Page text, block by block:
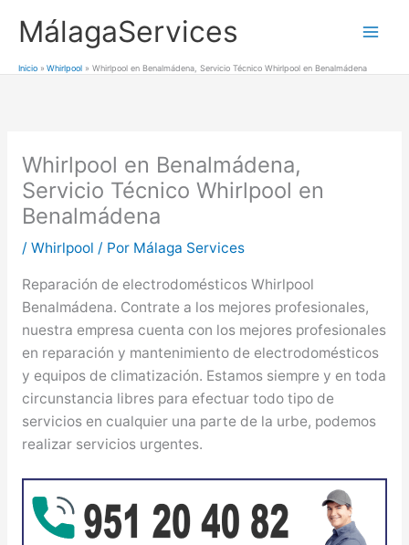
MálagaServices
Inicio Whirlpool Whirlpool en Benalmádena, Servicio Técnico Whirlpool en Benalmádena
Whirlpool en Benalmádena,
Servicio Técnico Whirlpool en
Benalmádena
/ Whirlpool / Por Málaga Services
Reparación de electrodomésticos Whirlpool
Benalmádena. Contrate a los mejores profesionales,
nuestra empresa cuenta con los mejores profesionales
en reparación y mantenimiento de electrodomésticos
y equipos de climatización. Estamos siempre y en toda
circunstancia libres para efectuar todo tipo de
servicios en cualquier una parte de la urbe, podemos
realizar servicios urgentes.